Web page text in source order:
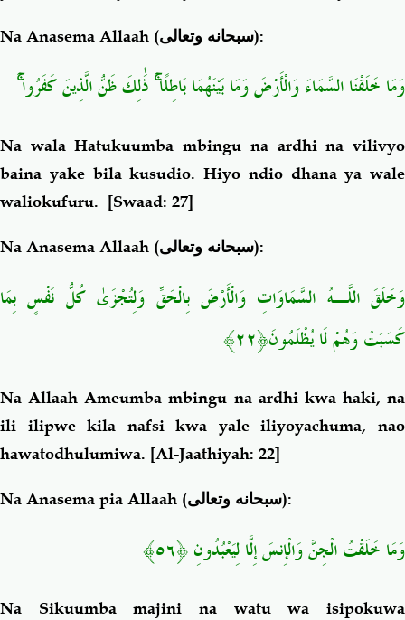
Na Anasema Allaah (سبحانه وتعالى):
وَمَا خَلَقْنَا السَّمَاءَ وَالْأَرْضَ وَمَا بَيْنَهُمَا بَاطِلًا ۚ ذَٰلِكَ ظَنُّ الَّذِينَ كَفَرُوا ۚ
Na wala Hatukuumba mbingu na ardhi na vilivyo
baina yake bila kusudio. Hiyo ndio dhana ya wale
waliokufuru. [Swaad: 27]
Na Anasema Allaah (سبحانه وتعالى):
وَخَلَقَ اللَّـهُ السَّمَاوَاتِ وَالْأَرْضَ بِالْحَقِّ وَلِتُجْزَىٰ كُلُّ نَفْسٍ بِمَا
كَسَبَتْ وَهُمْ لَا يُظْلَمُونَ﴿٢٢﴾
Na Allaah Ameumba mbingu na ardhi kwa haki, na
ili ilipwe kila nafsi kwa yale iliyoyachuma, nao
hawatodhulumiwa. [Al-Jaathiyah: 22]
Na Anasema pia Allaah (سبحانه وتعالى):
وَمَا خَلَقْتُ الْجِنَّ وَالْإِنسَ إِلَّا لِيَعْبُدُونِ ﴿٥٦﴾
Na Sikuumba majini na watu wa isipokuwa